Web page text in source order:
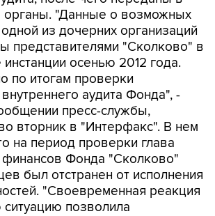
органы. "Данные о возможных
из дочерних организаций
представителями "Сколково" в
осенью 2012 года.
по итогам проверки
аудита Фонда", -
пресс-службы,
вторник в "Интерфакс". В нем
на период проверки глава
финансов Фонда "Сколково"
был отстранен от исполнения
"Своевременная реакция
позволила